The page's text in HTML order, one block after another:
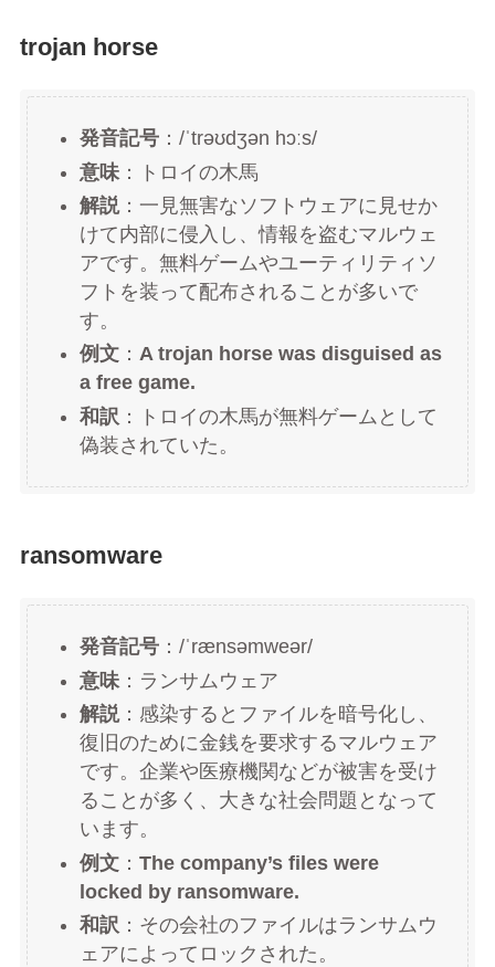
trojan horse
発音記号：/ˈtrəʊdʒən hɔːs/
意味：トロイの木馬
解説：一見無害なソフトウェアに見せか
けて内部に侵入し、情報を盗むマルウェ
アです。無料ゲームやユーティリティソ
フトを装って配布されることが多いで
す。
例文： A trojan horse was disguised as
a free game.
和訳 ：トロイの木馬が無料ゲームとして
偽装されていた。
ransomware
発音記号：/ˈrænsəmweər/
意味：ランサムウェア
解説：感染するとファイルを暗号化し、
復旧のために金銭を要求するマルウェア
です。企業や医療機関などが被害を受け
ることが多く、大きな社会問題となって
います。
例文： The company’s files were
locked by ransomware.
和訳 ：その会社のファイルはランサムウ
ェアによってロックされた。